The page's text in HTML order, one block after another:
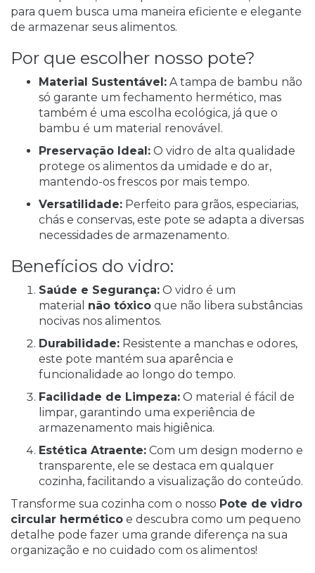
para quem busca uma maneira eficiente e elegante
de armazenar seus alimentos.
Por que escolher nosso pote?
Material Sustentável: A tampa de bambu não
só garante um fechamento hermético, mas
também é uma escolha ecológica, já que o
bambu é um material renovável.
Preservação Ideal: O vidro de alta qualidade
protege os alimentos da umidade e do ar,
mantendo-os frescos por mais tempo.
Versatilidade: Perfeito para grãos, especiarias,
chás e conservas, este pote se adapta a diversas
necessidades de armazenamento.
Benefícios do vidro:
Saúde e Segurança: O vidro é um
material não tóxico que não libera substâncias
nocivas nos alimentos.
Durabilidade: Resistente a manchas e odores,
este pote mantém sua aparência e
funcionalidade ao longo do tempo.
Facilidade de Limpeza: O material é fácil de
limpar, garantindo uma experiência de
armazenamento mais higiênica.
Estética Atraente: Com um design moderno e
transparente, ele se destaca em qualquer
cozinha, facilitando a visualização do conteúdo.
Transforme sua cozinha com o nosso Pote de vidro
circular hermético e descubra como um pequeno
detalhe pode fazer uma grande diferença na sua
organização e no cuidado com os alimentos!